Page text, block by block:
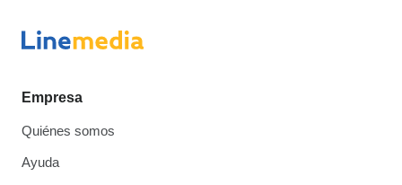
Empresa
Quiénes somos
Ayuda